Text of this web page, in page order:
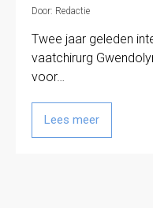
Door: Redactie
Twee jaar geleden
vaatchirurg
voor…
Lees meer